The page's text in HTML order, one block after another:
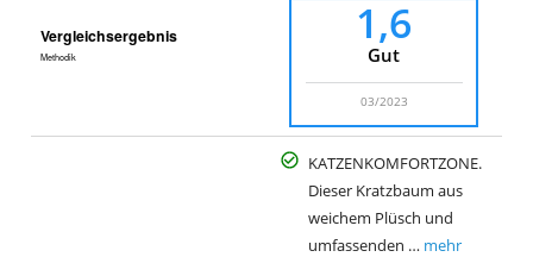
Vergleichsergebnis
Methodik
1,6
Gut
03/2023
KATZENKOMFORTZONE.
Dieser Kratzbaum aus
weichem Plüsch und
umfassenden … mehr